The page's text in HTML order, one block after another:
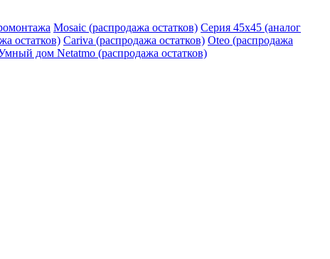
Mosaic (распродажа остатков) Серия 45х45 (аналог
остатков) Cariva (распродажа остатков) Oteo (распродажа
дом Netatmo (распродажа остатков)